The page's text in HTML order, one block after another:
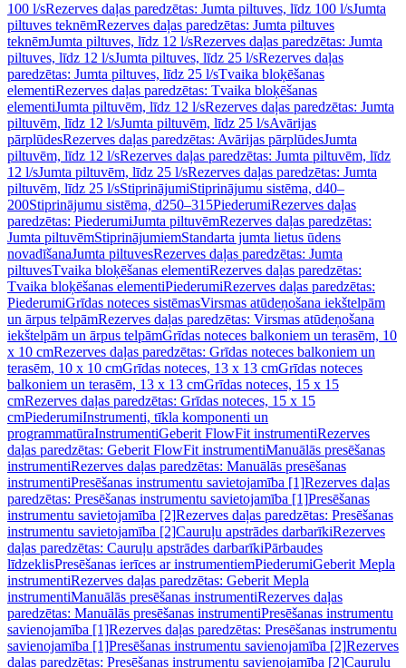
100 l/sRezerves daļas paredzētas: Jumta piltuves, līdz 100 l/sJumta
piltuves teknēmRezerves daļas paredzētas: Jumta piltuves
teknēmJumta piltuves, līdz 12 l/sRezerves daļas paredzētas: Jumta
piltuves, līdz 12 l/sJumta piltuves, līdz 25 l/sRezerves daļas
paredzētas: Jumta piltuves, līdz 25 l/sTvaika bloķēšanas
elementiRezerves daļas paredzētas: Tvaika bloķēšanas
elementiJumta piltuvēm, līdz 12 l/sRezerves daļas paredzētas: Jumta
piltuvēm, līdz 12 l/sJumta piltuvēm, līdz 25 l/sAvārijas
pārplūdesRezerves daļas paredzētas: Avārijas pārplūdesJumta
piltuvēm, līdz 12 l/sRezerves daļas paredzētas: Jumta piltuvēm, līdz
12 l/sJumta piltuvēm, līdz 25 l/sRezerves daļas paredzētas: Jumta
piltuvēm, līdz 25 l/sStiprinājumiStiprinājumu sistēma, d40–
200Stiprinājumu sistēma, d250–315PiederumiRezerves daļas
paredzētas: PiederumiJumta piltuvēmRezerves daļas paredzētas:
Jumta piltuvēmStiprinājumiemStandarta jumta lietus ūdens
novadīšanaJumta piltuvesRezerves daļas paredzētas: Jumta
piltuvesTvaika bloķēšanas elementiRezerves daļas paredzētas:
Tvaika bloķēšanas elementiPiederumiRezerves daļas paredzētas:
PiederumiGrīdas noteces sistēmasVirsmas atūdeņošana iekštelpām
un ārpus telpāmRezerves daļas paredzētas: Virsmas atūdeņošana
iekštelpām un ārpus telpāmGrīdas noteces balkoniem un terasēm, 10
x 10 cmRezerves daļas paredzētas: Grīdas noteces balkoniem un
terasēm, 10 x 10 cmGrīdas noteces, 13 x 13 cmGrīdas noteces
balkoniem un terasēm, 13 x 13 cmGrīdas noteces, 15 x 15
cmRezerves daļas paredzētas: Grīdas noteces, 15 x 15
cmPiederumiInstrumenti, tīkla komponenti un
programmatūraInstrumentiGeberit FlowFit instrumentiRezerves
daļas paredzētas: Geberit FlowFit instrumentiManuālās presēšanas
instrumentiRezerves daļas paredzētas: Manuālās presēšanas
instrumentiPresēšanas instrumentu savietojamība [1]Rezerves daļas
paredzētas: Presēšanas instrumentu savietojamība [1]Presēšanas
instrumentu savietojamība [2]Rezerves daļas paredzētas: Presēšanas
instrumentu savietojamība [2]Cauruļu apstrādes darbarīkiRezerves
daļas paredzētas: Cauruļu apstrādes darbarīkiPārbaudes
līdzeklisPresēšanas ierīces ar instrumentiemPiederumiGeberit Mepla
instrumentiRezerves daļas paredzētas: Geberit Mepla
instrumentiManuālās presēšanas instrumentiRezerves daļas
paredzētas: Manuālās presēšanas instrumentiPresēšanas instrumentu
savienojamība [1]Rezerves daļas paredzētas: Presēšanas instrumentu
savienojamība [1]Presēšanas instrumentu savienojamība [2]Rezerves
daļas paredzētas: Presēšanas instrumentu savienojamība [2]Cauruļu